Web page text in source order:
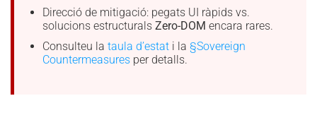
Direcció de mitigació: pegats UI ràpids vs.
solucions estructurals Zero-DOM encara rares.
Consulteu la taula d’estati la §Sovereign
Countermeasuresper detalls.